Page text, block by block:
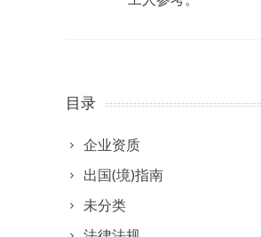
目录
企业资质
出国(境)指南
未分类